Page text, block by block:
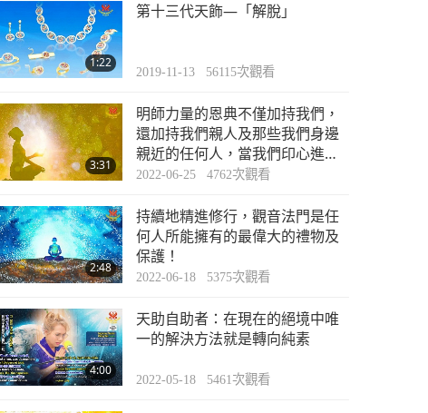
1:22
第十三代天飾—「解脫」
2019-11-13 56115次觀看
3:31
明師力量的恩典不僅加持我們，
還加持我們親人及那些我們身邊
親近的任何人，當我們印心進入
光與音修行法門
2022-06-25 4762次觀看
2:48
持續地精進修行，觀音法門是任
何人所能擁有的最偉大的禮物及
保護！
2022-06-18 5375次觀看
4:00
天助自助者：在現在的絕境中唯
一的解決方法就是轉向純素
2022-05-18 5461次觀看